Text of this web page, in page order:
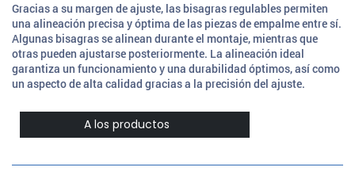
Gracias a su margen de ajuste, las bisagras regulables permiten
una alineación precisa y óptima de las piezas de empalme entre sí.
Algunas bisagras se alinean durante el montaje, mientras que
otras pueden ajustarse posteriormente. La alineación ideal
garantiza un funcionamiento y una durabilidad óptimos, así como
un aspecto de alta calidad gracias a la precisión del ajuste.
A los productos